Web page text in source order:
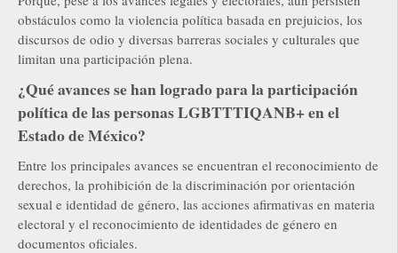
obstáculos como la violencia política basada en prejuicios, los
discursos de odio y diversas barreras sociales y culturales que
limitan una participación plena.
¿Qué avances se han logrado para la participación
política de las personas LGBTTTIQANB+ en el
Estado de México?
Entre los principales avances se encuentran el reconocimiento de
derechos, la prohibición de la discriminación por orientación
sexual e identidad de género, las acciones afirmativas en materia
electoral y el reconocimiento de identidades de género en
documentos oficiales.